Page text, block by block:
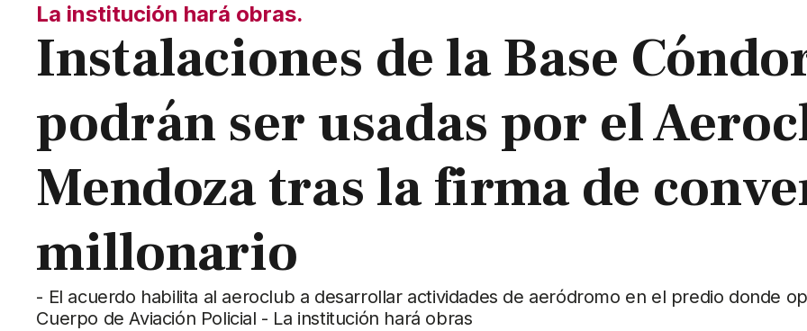
La institución hará obras.
Instalaciones de la Base
podrán ser usadas por el
Mendoza tras la firma de
millonario
- El acuerdo habilita al aeroclub a desarrollar actividades de aeródromo en el predio donde
Cuerpo de Aviación Policial - La institución hará obras